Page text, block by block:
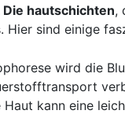
Die hautschichten,
Hier sind⁤ einige
⁤wird die
⁢Haut kann eine